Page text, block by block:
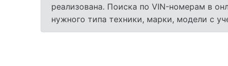
реализована. Поиска по VIN-номерам в
нужного типа техники, марки, модели с